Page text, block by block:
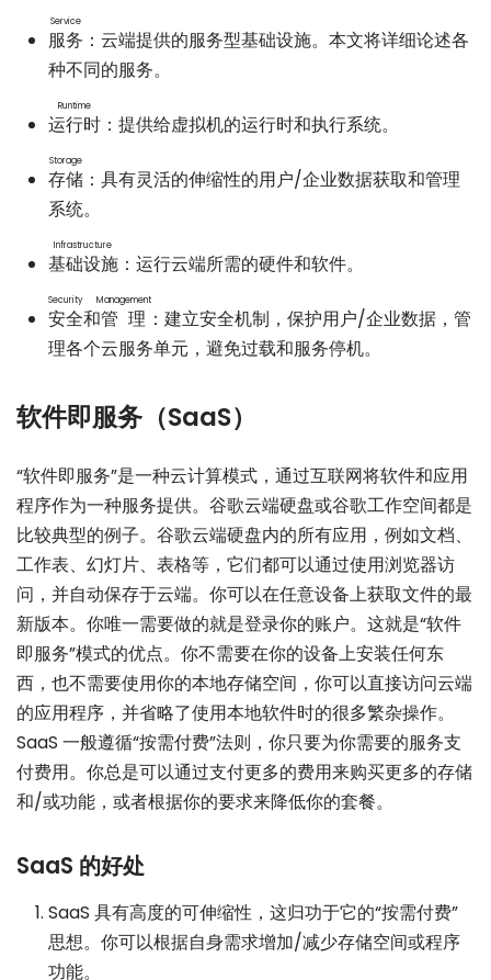
服务
Service
：云端提供的服务型基础设施。本文将详细论述各
种不同的服务。
运行时
Runtime
：提供给虚拟机的运行时和执行系统。
存储
Storage
：具有灵活的伸缩性的用户/企业数据获取和管理
系统。
基础设施
Infrastructure
：运行云端所需的硬件和软件。
安全
Security
和管理
Management
：建立安全机制，保护用户/企业数据，管
理各个云服务单元，避免过载和服务停机。
软件即服务（SaaS）
“软件即服务”是一种云计算模式，通过互联网将软件和应用
程序作为一种服务提供。谷歌云端硬盘或谷歌工作空间都是
比较典型的例子。谷歌云端硬盘内的所有应用，例如文档、
工作表、幻灯片、表格等，它们都可以通过使用浏览器访
问，并自动保存于云端。你可以在任意设备上获取文件的最
新版本。你唯一需要做的就是登录你的账户。这就是“软件
即服务”模式的优点。你不需要在你的设备上安装任何东
西，也不需要使用你的本地存储空间，你可以直接访问云端
的应用程序，并省略了使用本地软件时的很多繁杂操作。
SaaS 一般遵循“按需付费”法则，你只要为你需要的服务支
付费用。你总是可以通过支付更多的费用来购买更多的存储
和/或功能，或者根据你的要求来降低你的套餐。
SaaS 的好处
SaaS 具有高度的可伸缩性，这归功于它的“按需付费”
思想。你可以根据自身需求增加/减少存储空间或程序
功能。